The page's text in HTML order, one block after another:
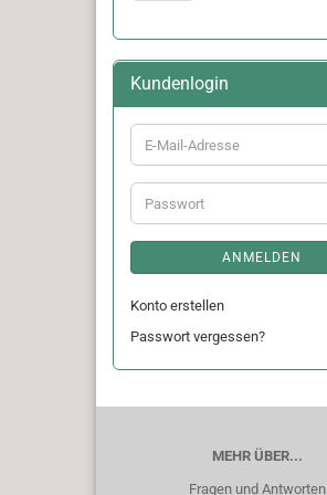
Kundenlogin
E-
Mail-
Adresse
Passwort
ANMELDEN
Konto erstellen
Passwort vergessen?
MEHR ÜBER...
Fragen und Antworten